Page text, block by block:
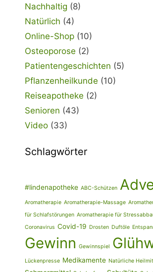
Nachhaltig (8)
Natürlich (4)
Online-Shop (10)
Osteoporose (2)
Patientengeschichten (5)
Pflanzenheilkunde (10)
Reiseapotheke (2)
Senioren (43)
Video (33)
Schlagwörter
#lindenapotheke ABC-Schützen
Aromatherapie Aromatherapie-Massage
für Schlafstörungen Aromatherapie für
Coronavirus Covid-19 Drosten Duftöle
Gewinn Gewinnspiel
Lückenpresse Medikamente Natürliche